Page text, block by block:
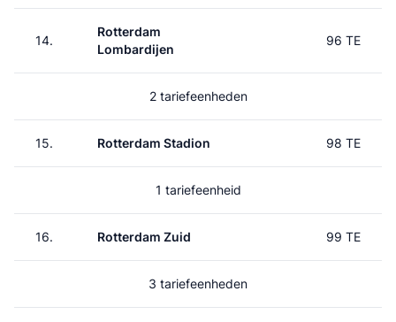
14.
Rotterdam
Lombardijen
96 TE
2 tariefeenheden
15. Rotterdam Stadion 98 TE
1 tariefeenheid
16. Rotterdam Zuid 99 TE
3 tariefeenheden